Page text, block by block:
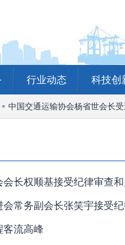
行业动态 科技创
中国交通运输协会杨省世会长受
长权顺基接受纪律审查
常务副会长张笑宇接受
流高峰